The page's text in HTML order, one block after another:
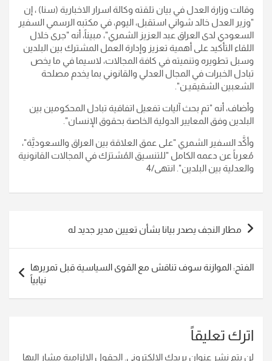
وقالت وزارة العدل في بيان تلقته وكالة اسرار الاخبارية (سنا) ، إن
"وزير العدل خالد شواني استقبل، اليوم، في مكتبه الرسمي السفير
السعودي لدى العراق عبد العزيز الشمري"، مبيناً، أنه "جرى خلال
اللقاء التأكيد على أهمية تعزيز وإدارة العمل المشترك بين البلدين
وسبل تطويره وتنميته في كافة المجالات، لاسيما في ما يخص
تبادل الخبرات في المجال العدلي والقانوني بما يخدم مصلحة
الشعبين الشقيقيـن".
وأضاف، أنه "تم بحث آليات تفعيل اتفاقية تبادل المحكومين بين
البلدين وفق ‏المعايير الدولية الخاصة بحقوق الإنسان".
وأكَّد السفير الشمري "على عمق العلاقة بين العراق والسعوديَّة"،
مُعرباً عن دعمه الكامل "للتنسيق المُشترَك في المجالات القانونية
والعدلية بين البلدين". انتهى/4
تصفّح
المقالات
مطار النجف يصدر بيانا بشأن تعيين مدير جديد له
الفتح: الموازنة سوف تناقش مع القوى السياسية قبل تمريرها
نيابياً
اترك تعليقاً
لن يتم نشر عنوان بريدك الإلكتروني. الحقول الإلزامية مشار إليها